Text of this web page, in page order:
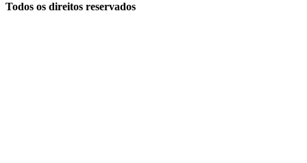
Todos os direitos reservados